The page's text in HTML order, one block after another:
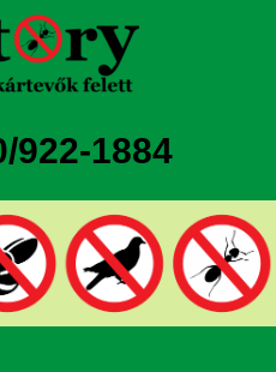
922-1884